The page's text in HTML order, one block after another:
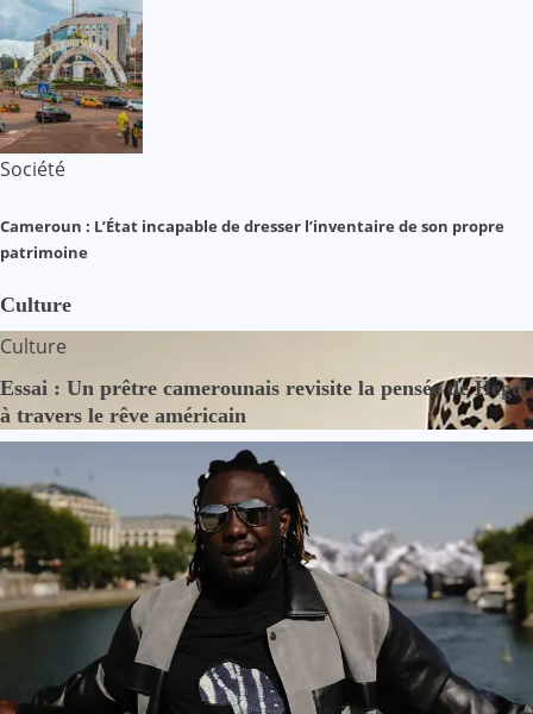
Société
Cameroun : L’État incapable de dresser l’inventaire de son propre
patrimoine
Culture
Culture
Essai : Un prêtre camerounais revisite la pensée de Hegel
à travers le rêve américain